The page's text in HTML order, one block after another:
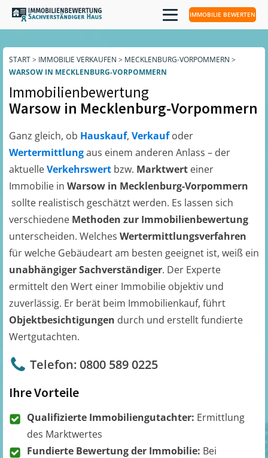
IMMOBILIE BEWERTEN
START> IMMOBILIE VERKAUFEN > MECKLENBURG-VORPOMMERN >
WARSOW IN MECKLENBURG-VORPOMMERN
Immobilienbewertung
Warsow in Mecklenburg-Vorpommern
Ganz gleich, ob Hauskauf, Verkaufoder
Wertermittlungaus einem anderen Anlass – der
aktuelleVerkehrswert bzw. Marktwert einer
Immobilie in Warsow in Mecklenburg-Vorpommern
sollte realistisch geschätzt werden. Es lassen sich
verschiedene Methoden zur Immobilienbewertung
unterscheiden. Welches Wertermittlungsverfahren
für welche Gebäudeart am besten geeignet ist, weiß ein
unabhängiger Sachverständiger. Der Experte
ermittelt den Wert einer Immobilie objektiv und
zuverlässig. Er berät beim Immobilienkauf, führt
Objektbesichtigungen durch und erstellt fundierte
Wertgutachten.
Telefon: 0800 589 0225
Ihre Vorteile
Qualifizierte Immobiliengutachter: Ermittlung
des Marktwertes
Fundierte Bewertung der Immobilie: Bei